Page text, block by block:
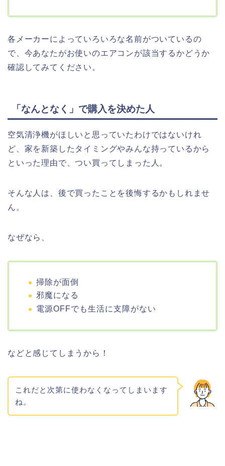
各メーカーによっていろいろな名前がついているの
で、今あなたがお使いのエアコンが該当するかどうか
確認してみてください。
「なんとなく」で購入を決めた人
空気清浄機がほしいと思っていたわけではないけれ
ど、家を新築したタイミングやみんな持っているから
といった理由で、つい買ってしまった人。
そんな人は、後で買ったことを後悔するかもしれませ
ん。
なぜなら、
掃除が面倒
邪魔になる
電源OFFでも生活に支障がない
などと感じてしまうから！
これだと次第に使わなくなってしまいます
ね。